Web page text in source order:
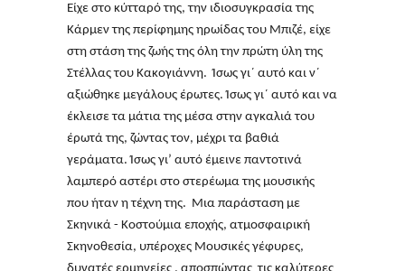
Είχε στο κύτταρό της, την ιδιοσυγκρασία της
Κάρμεν της περίφημης ηρωίδας του Μπιζέ, είχε
στη στάση της ζωής της όλη την πρώτη ύλη της
Στέλλας του Κακογιάννη. Ίσως γι΄ αυτό και ν΄
αξιώθηκε μεγάλους έρωτες. Ίσως γι΄ αυτό και να
έκλεισε τα μάτια της μέσα στην αγκαλιά του
έρωτά της, ζώντας τον, μέχρι τα βαθιά
γεράματα. Ίσως γι’ αυτό έμεινε παντοτινά
λαμπερό αστέρι στο στερέωμα της μουσικής
που ήταν η τέχνη της. Μια παράσταση με
Σκηνικά - Κοστούμια εποχής, ατμοσφαιρική
Σκηνοθεσία, υπέροχες Μουσικές γέφυρες,